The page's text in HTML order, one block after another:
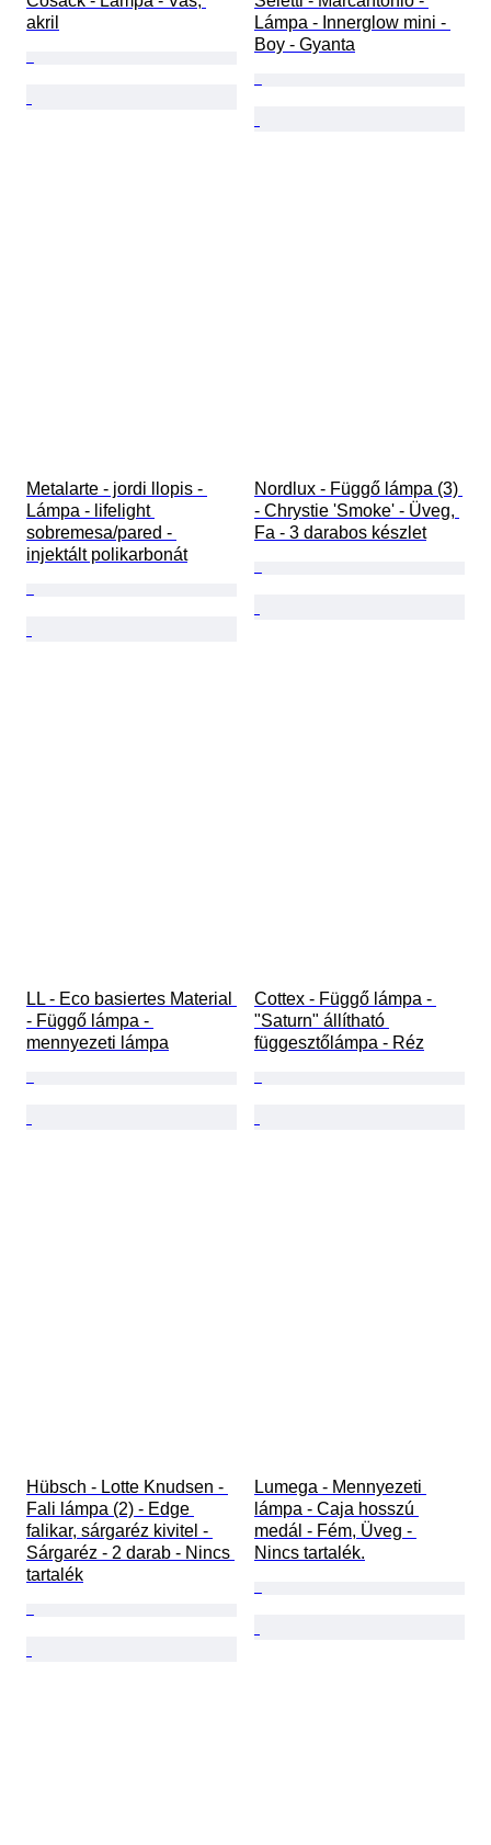
akril
Lámpa - Innerglow mini -
Boy - Gyanta
Metalarte - jordi llopis -
Lámpa - lifelight
sobremesa/pared -
injektált polikarbonát
Nordlux - Függő lámpa (3)
- Chrystie 'Smoke' - Üveg,
Fa - 3 darabos készlet
LL - Eco basiertes Material
- Függő lámpa -
mennyezeti lámpa
Cottex - Függő lámpa -
"Saturn" állítható
függesztőlámpa - Réz
Hübsch - Lotte Knudsen -
Fali lámpa (2) - Edge
falikar, sárgaréz kivitel -
Sárgaréz - 2 darab - Nincs
tartalék
Lumega - Mennyezeti
lámpa - Caja hosszú
medál - Fém, Üveg -
Nincs tartalék.